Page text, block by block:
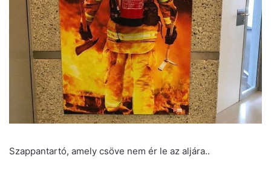
Szappantartó, amely csöve nem ér le az aljára..